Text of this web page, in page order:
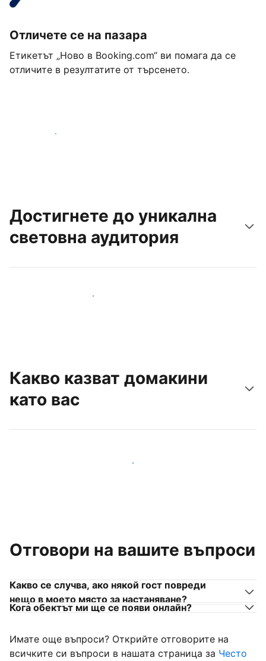
Отличете се на пазара
Етикетът „Ново в Booking.com“ ви помага да се
отличите в резултатите от търсенето.
Започнете днес
Достигнете до уникална
световна аудитория
Достигнете до нови гости днес
Какво казват домакини
като вас
Отговори на вашите въпроси
Какво се случва, ако някой гост повреди
нещо в моето място за настаняване?
Кога обектът ми ще се появи онлайн?
Имате още въпроси? Открийте отговорите на
всичките си въпроси в нашата страница за Често